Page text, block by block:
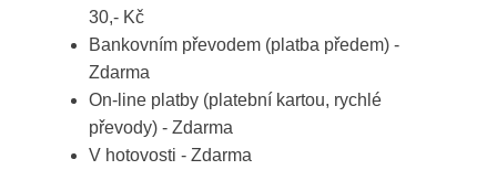
30,- Kč
Bankovním převodem (platba předem) -
Zdarma
On-line platby (platební kartou, rychlé
převody) - Zdarma
V hotovosti - Zdarma